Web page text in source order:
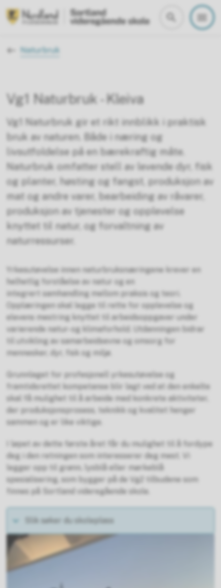
Du er her:
Naturbruk
Vg1 Naturbruk - Kleiva
Vg1 Naturbruk gir et rikt innblikk i praktisk
bruk av naturen. Både i næring og
livsutfoldelse på en bærekraftig måte.
Naturbruk omfatter stell av levende dyr, fisk
og planter, høsting og fangst, produksjon av
mat og andre varer, bearbeiding av råvarer,
produksjon av tjenester og opplevelse
knyttet til natur, og forvaltning av
naturressurser.
Yrkesutøvelse innen naturbruksnæringene krever en
helhetlig forståelse av natur og en
integrert samhandling mellom praksis og teori.
Opplæringen skal legge til rette for opplevelse og
elevens mestring knyttet til arbeidsoppgaver under
varierende natur- og klimaforhold. Utdanningen bidrar
til utvikling av samarbeidsevne og omsorg for
mennesker, dyr, fisk og miljø.
Grunnlaget for profesjonell yrkesutøvelse og
framtidsrettet kompetanse blir lagt ved at den enkelte
skal få mulighet til å arbeide med konkrete aktiviteter,
der produksjonsprosess, teknikk og kvalitet henger
sammen og er like viktige.
I løpet av dette første året får du mulighet til å fordype
deg i den retningen som interesserer deg mest. Vi
legger opp til grønn, lysblå eller mørkeblå
spesialisering, som bygger på de Vg2 tilbudene som
finnes på Sortland videregående skole.
Slik søker du skoleplass